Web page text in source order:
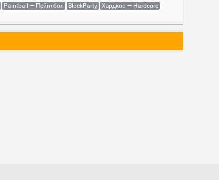
Paintball — Пейнтбол BlockParty
Хардкор — Hardcore